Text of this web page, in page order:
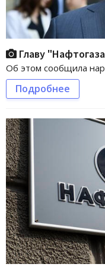
Главу
Об этом сообщила
Подробнее